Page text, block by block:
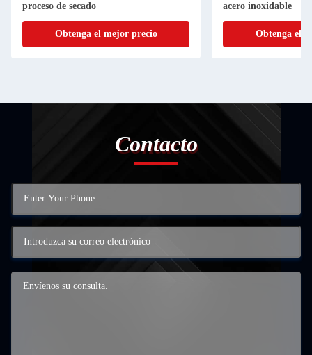
proceso de secado
Obtenga el mejor precio
acero inoxidable
Obtenga el
Contacto